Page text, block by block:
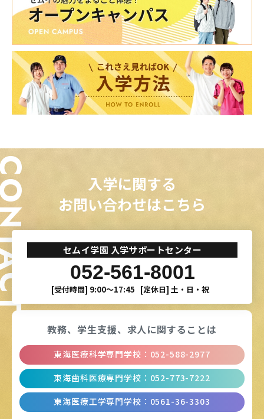
入学に関する
お問い合わせはこちら
セムイ学園 入学サポートセンター
052-561-8001
[受付時間] 9:00〜17:45 [定休日] 土・日・祝
教務、学生支援、 求人に関することは
東海医療科学専門学校 ： 052-588-2977
東海歯科医療専門学校 ： 052-773-7222
東海医療工学専門学校 ： 0561-36-3303